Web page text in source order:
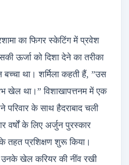
का फिगर स्केटिंग में प्रवेश
ऊर्जा को दिशा देने का तरीका
बच्चा था। शर्मिला कहती हैं, ”उस
था।” विशाखापत्तनम में एक
परिवार के साथ हैदराबाद चली
वर्षों के लिए अर्जुन पुरस्कार
तहत प्रशिक्षण शुरू किया।
उनके खेल करियर की नींव रखी